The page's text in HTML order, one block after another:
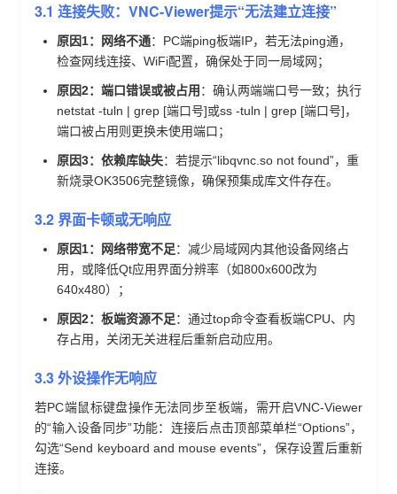
3.1 连接失败：VNC-Viewer提示“无法建立连接”
原因1：网络不通：PC端ping板端IP，若无法ping通，
检查网线连接、WiFi配置，确保处于同一局域网；
原因2：端口错误或被占用 ：确认两端端口号一致；执行
netstat -tuln | grep [端口号]或ss -tuln | grep [端口号]，
端口被占用则更换未使用端口；
原因3：依赖库缺失：若提示“libqvnc.so not found”，重
新烧录OK3506完整镜像，确保预集成库文件存在。
3.2 界面卡顿或无响应
原因1：网络带宽不足：减少局域网内其他设备网络占
用，或降低Qt应用界面分辨率（如800x600改为
640x480）；
原因2：板端资源不足：通过top命令查看板端CPU、内
存占用，关闭无关进程后重新启动应用。
3.3 外设操作无响应
若PC端鼠标键盘操作无法同步至板端，需开启VNC-Viewer
的“输入设备同步”功能：连接后点击顶部菜单栏“Options”，
勾选“Send keyboard and mouse events”，保存设置后重新
连接。